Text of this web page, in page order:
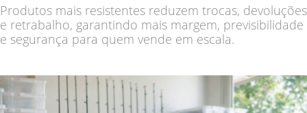
Produtos mais resistentes reduzem trocas, devoluções
e retrabalho, garantindo mais margem, previsibilidade
e segurança para quem vende em escala.